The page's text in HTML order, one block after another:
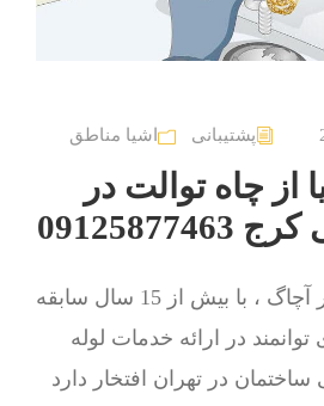
پشتیبانی اشیا مناطق
از چاه توالت در
گروه فنی آذین گستر آچاگ ، با بیش از 15 سال سابقه
در ارائه خدمات لوله
در تهران افتخار دارد